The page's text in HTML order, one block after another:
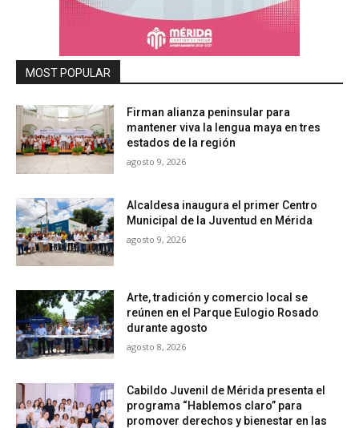
MOST POPULAR
Firman alianza peninsular para
mantener viva la lengua maya en tres
estados de la región
agosto 9, 2026
Alcaldesa inaugura el primer Centro
Municipal de la Juventud en Mérida
agosto 9, 2026
Arte, tradición y comercio local se
reúnen en el Parque Eulogio Rosado
durante agosto
agosto 8, 2026
Cabildo Juvenil de Mérida presenta el
programa “Hablemos claro” para
promover derechos y bienestar en las